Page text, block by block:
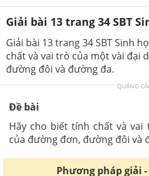
Giải bài 13 trang 34 SBT
Giải bài 13 trang 34 SBT Sinh
chất và vai trò của một vài đại
đường đôi và đường đa.
QUẢNG
Đề bài
Hãy cho biết tính chất và
của đường đơn, đường đôi và
Phương pháp giải